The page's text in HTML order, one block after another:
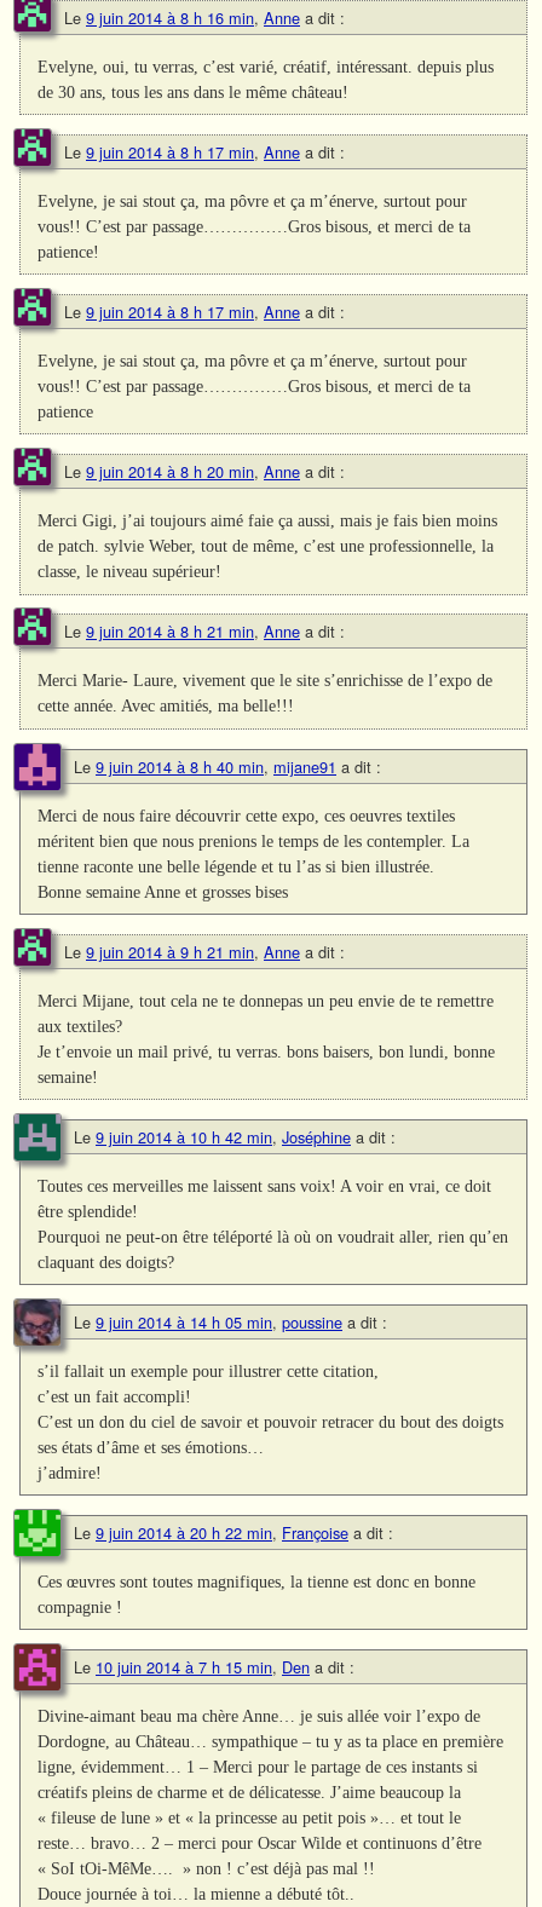
Le 9 juin 2014 à 8 h 16 min, Anne a dit :
Evelyne, oui, tu verras, c’est varié, créatif, intéressant. depuis plus
de 30 ans, tous les ans dans le même château!
Le 9 juin 2014 à 8 h 17 min, Anne a dit :
Evelyne, je sai stout ça, ma pôvre et ça m’énerve, surtout pour
vous!! C’est par passage……………Gros bisous, et merci de ta
patience!
Le 9 juin 2014 à 8 h 17 min, Anne a dit :
Evelyne, je sai stout ça, ma pôvre et ça m’énerve, surtout pour
vous!! C’est par passage……………Gros bisous, et merci de ta
patience
Le 9 juin 2014 à 8 h 20 min, Anne a dit :
Merci Gigi, j’ai toujours aimé faie ça aussi, mais je fais bien moins
de patch. sylvie Weber, tout de même, c’est une professionnelle, la
classe, le niveau supérieur!
Le 9 juin 2014 à 8 h 21 min, Anne a dit :
Merci Marie- Laure, vivement que le site s’enrichisse de l’expo de
cette année. Avec amitiés, ma belle!!!
Le 9 juin 2014 à 8 h 40 min, mijane91 a dit :
Merci de nous faire découvrir cette expo, ces oeuvres textiles
méritent bien que nous prenions le temps de les contempler. La
tienne raconte une belle légende et tu l’as si bien illustrée.
Bonne semaine Anne et grosses bises
Le 9 juin 2014 à 9 h 21 min, Anne a dit :
Merci Mijane, tout cela ne te donnepas un peu envie de te remettre
aux textiles?
Je t’envoie un mail privé, tu verras. bons baisers, bon lundi, bonne
semaine!
Le 9 juin 2014 à 10 h 42 min, Joséphine a dit :
Toutes ces merveilles me laissent sans voix! A voir en vrai, ce doit
être splendide!
Pourquoi ne peut-on être téléporté là où on voudrait aller, rien qu’en
claquant des doigts?
Le 9 juin 2014 à 14 h 05 min, poussine a dit :
s’il fallait un exemple pour illustrer cette citation,
c’est un fait accompli!
C’est un don du ciel de savoir et pouvoir retracer du bout des doigts
ses états d’âme et ses émotions…
j’admire!
Le 9 juin 2014 à 20 h 22 min, Françoise a dit :
Ces œuvres sont toutes magnifiques, la tienne est donc en bonne
compagnie !
Le 10 juin 2014 à 7 h 15 min, Den a dit :
Divine-aimant beau ma chère Anne… je suis allée voir l’expo de
Dordogne, au Château… sympathique – tu y as ta place en première
ligne, évidemment… 1 – Merci pour le partage de ces instants si
créatifs pleins de charme et de délicatesse. J’aime beaucoup la
« fileuse de lune » et « la princesse au petit pois »… et tout le
reste… bravo… 2 – merci pour Oscar Wilde et continuons d’être
« SoI tOi-MêMe…. » non ! c’est déjà pas mal !!
Douce journée à toi… la mienne a débuté tôt..